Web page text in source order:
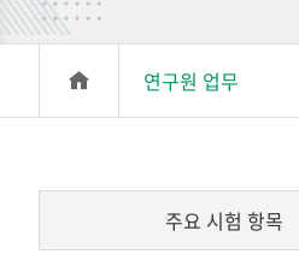
연구원 업무
주요 시험 항목